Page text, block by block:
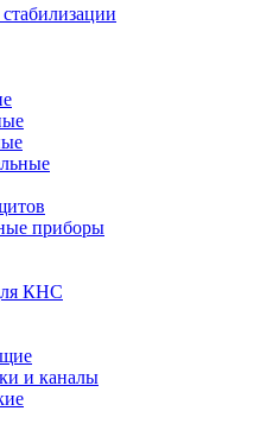
приборы
КНС
и каналы